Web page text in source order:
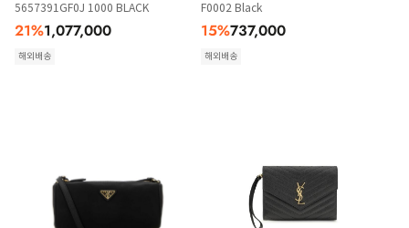
5657391GF0J 1000 BLACK
21%1,077,000
해외배송
F0002 Black
15%737,000
해외배송